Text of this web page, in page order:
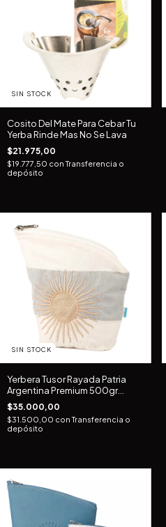
SIN STOCK
Cosito Del Mate Para Cebar Tu
Yerba Rinde Mas No Se Lava
$21.975,00
$19.777,50 con Transferencia o
depósito
SIN STOCK
Yerbera Tusor Rayada Patria
Argentina Premium 500gr
Matesur
$35.000,00
$31.500,00 con Transferencia o
depósito